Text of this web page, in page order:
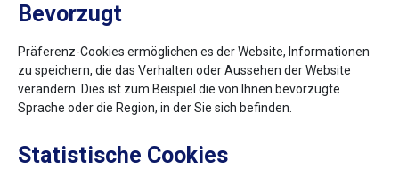
Bevorzugt
Präferenz-Cookies ermöglichen es der Website, Informationen
zu speichern, die das Verhalten oder Aussehen der Website
verändern. Dies ist zum Beispiel die von Ihnen bevorzugte
Sprache oder die Region, in der Sie sich befinden.
Statistische Cookies